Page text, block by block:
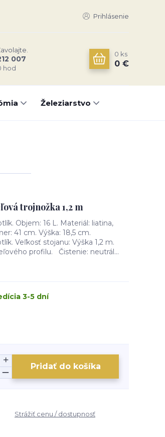
Prihlásenie
007
hod
0 ks
0 €
Železiarstvo
trojnožka 1,2 m
Objem: 16 L. Materiál: liatina,
41 cm. Výška: 18,5 cm.
Veľkosť stojanu: Výška 1,2 m.
profilu. Čistenie: neutrál...
3-5 dní
Pridať do košíka
Strážiť cenu / dostupnosť